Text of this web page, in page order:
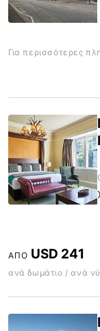
Για περισσότερες
ΑΠΌ USD 241
ανά δωμάτιο / ανά